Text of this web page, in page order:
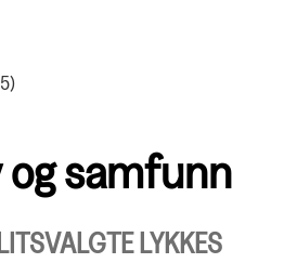
samfunn
LYKKES